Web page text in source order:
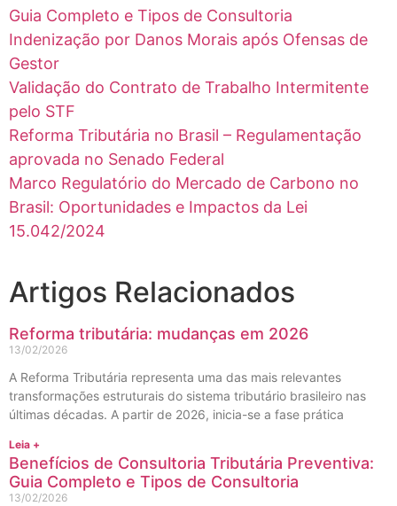
Guia Completo e Tipos de Consultoria
Indenização por Danos Morais após Ofensas de
Gestor
Validação do Contrato de Trabalho Intermitente
pelo STF
Reforma Tributária no Brasil – Regulamentação
aprovada no Senado Federal
Marco Regulatório do Mercado de Carbono no
Brasil: Oportunidades e Impactos da Lei
15.042/2024
Artigos Relacionados
Reforma tributária: mudanças em 2026
13/02/2026
A Reforma Tributária representa uma das mais relevantes
transformações estruturais do sistema tributário brasileiro nas
últimas décadas. A partir de 2026, inicia-se a fase prática
Leia +
Benefícios de Consultoria Tributária Preventiva:
Guia Completo e Tipos de Consultoria
13/02/2026